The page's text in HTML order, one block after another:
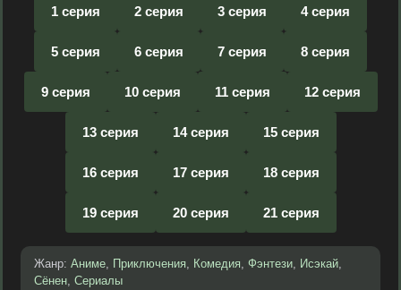
1 серия 2 серия 3 серия 4 серия
5 серия 6 серия 7 серия 8 серия
9 серия 10 серия 11 серия 12 серия
13 серия 14 серия 15 серия
16 серия 17 серия 18 серия
19 серия 20 серия 21 серия
Жанр: Аниме, Приключения, Комедия, Фэнтези, Исэкай,
Сёнен, Сериалы